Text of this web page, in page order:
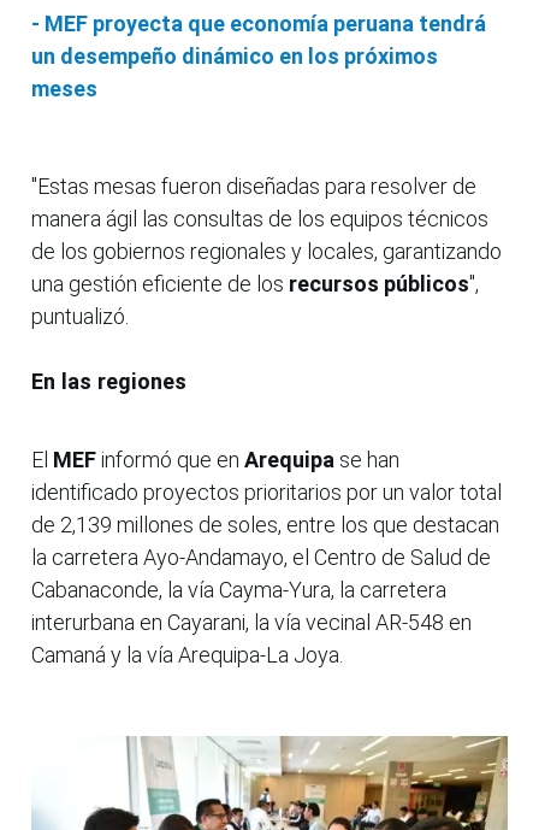
- MEF proyecta que economía peruana tendrá
un desempeño dinámico en los próximos
meses
"Estas mesas fueron diseñadas para resolver de
manera ágil las consultas de los equipos técnicos
de los gobiernos regionales y locales, garantizando
una gestión eficiente de los recursos públicos",
puntualizó.
En las regiones
El MEFinformó que en Arequipa se han
identificado proyectos prioritarios por un valor total
de 2,139 millones de soles, entre los que destacan
la carretera Ayo-Andamayo, el Centro de Salud de
Cabanaconde, la vía Cayma-Yura, la carretera
interurbana en Cayarani, la vía vecinal AR-548 en
Camaná y la vía Arequipa-La Joya.